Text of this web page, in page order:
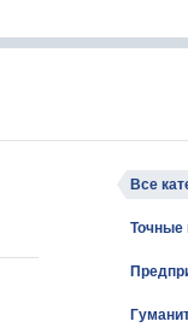
Все
Точные